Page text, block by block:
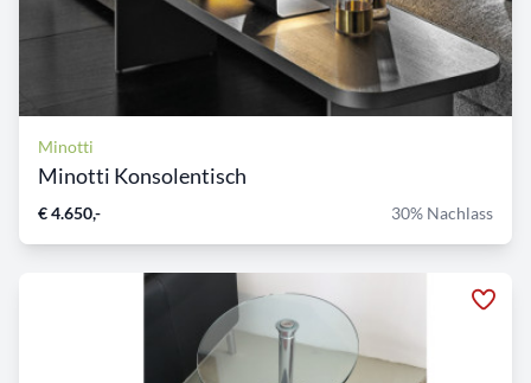
Minotti
Minotti Konsolentisch
€ 4.650,- 30% Nachlass